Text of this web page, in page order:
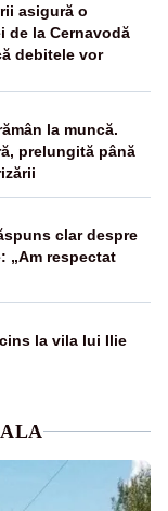
asigură o
de la Cernavodă
debitele vor
la muncă.
prelungită până
clar despre
„Am respectat
la vila lui Ilie